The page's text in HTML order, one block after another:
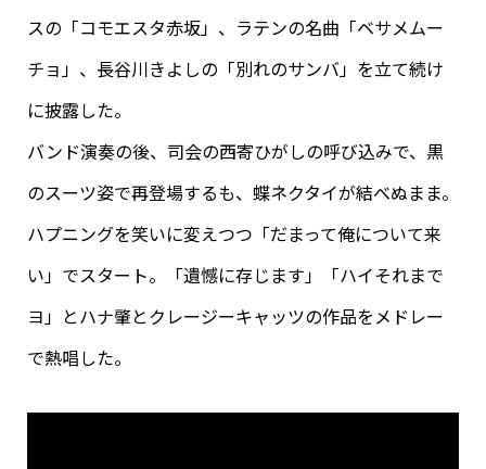
スの「コモエスタ赤坂」、ラテンの名曲「ベサメムー
チョ」、長谷川きよしの「別れのサンバ」を立て続け
に披露した。
バンド演奏の後、司会の西寄ひがしの呼び込みで、黒
のスーツ姿で再登場するも、蝶ネクタイが結べぬまま。
ハプニングを笑いに変えつつ「だまって俺について来
い」でスタート。「遺憾に存じます」「ハイそれまで
ヨ」とハナ肇とクレージーキャッツの作品をメドレー
で熱唱した。